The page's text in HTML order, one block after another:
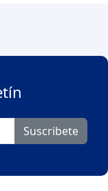
Suscribete